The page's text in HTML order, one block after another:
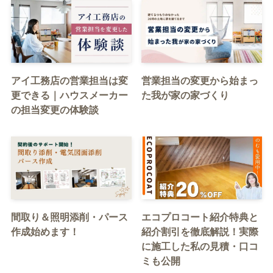
アイ工務店の営業担当は変
更できる｜ハウスメーカー
の担当変更の体験談
営業担当の変更から始まっ
た我が家の家づくり
間取り＆照明添削・パース
作成始めます！
エコプロコート紹介特典と
紹介割引を徹底解説！実際
に施工した私の見積・口コ
ミも公開